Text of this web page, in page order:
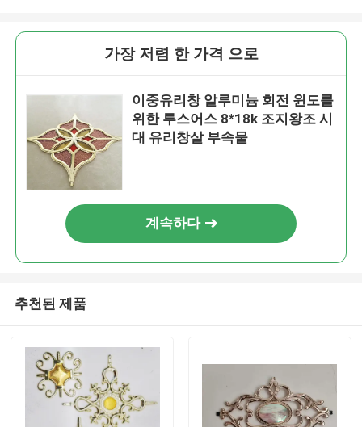
가장 저렴 한 가격 으로
이중유리창 알루미늄 회전 윈도를
위한 루스어스 8*18k 조지왕조 시
대 유리창살 부속물
계속하다
추천된 제품